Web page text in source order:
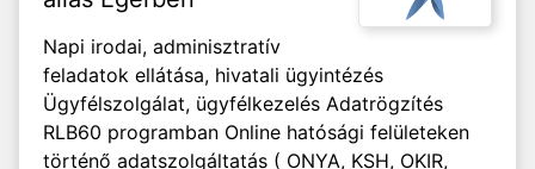
Napi irodai, adminisztratív
feladatok ellátása, hivatali ügyintézés
Ügyfélszolgálat, ügyfélkezelés Adatrögzítés
RLB60 programban Online hatósági felületeken
történő adatszolgáltatás ( ONYA, KSH, OKIR,